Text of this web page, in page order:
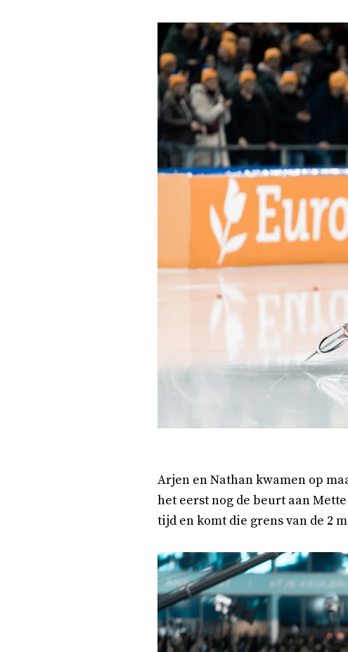
Arjen en Nathan kwamen op
het eerst nog de beurt aan
tijd en komt die grens van de 2